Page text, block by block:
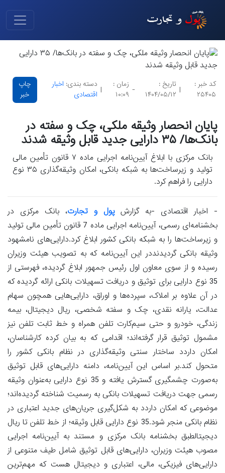
کد خبر :
۲۵۴۰۵
|
تاریخ :
۱۴۰۴/۰۵/۱۲
-
زمان :
۱۰:۰۹
|
دسته بندی: اخبار
اقتصادی
چاپ
خبر
پایان انحصار وثیقه ملکی، چک و سفته در
بانک‌ها/ ۳۵ دارایی جدید قابل وثیقه شدند
بانک مرکزی با ابلاغ آیین‌نامه اجرایی ماده ۷ قانون تأمین مالی
تولید و زیرساخت‌ها به شبکه بانکی، امکان وثیقه‌گذاری ۳۵ نوع
دارایی را فراهم کرد.
- اخبار اقتصادی -به گزارشپول و تجارت، بانک مرکزی در
بخشنامه‌ای رسمی، آیین‌نامه اجرایی ماده 7 قانون تأمین مالی تولید
و زیرساخت‌ها را به شبکه بانکی کشور ابلاغ کرد.دارایی‌های نامشهود
وثیقه بانکی گردیدنددر این آیین‌نامه که به تصویب هیئت وزیران
رسیده و از سوی معاون اول رئیس جمهور ابلاغ گردیده، فهرستی از
35 نوع دارایی برای توثیق و دریافت تسهیلات بانکی ارائه گردیده که
در آن علاوه بر املاک، سپرده‌ها و اوراق، دارایی‌هایی همچون سهام
عدالت، یارانه نقدی، چک و سفته شخصی، ریال دیجیتال، بیمه
زندگی، خودرو و حتی سیم‌کارت تلفن همراه و خط ثابت تلفن نیز
مشمول توثیق قرار گرفته‌اند؛ اقدامی که به بیان کرده کارشناسان،
امکان داردد ساختار سنتی وثیقه‌گذاری در نظام بانکی کشور را
متحول کند.بر اساس این آیین‌نامه، دامنه دارایی‌های قابل توثیق
به‌صورت چشمگیری گسترش یافته و 35 نوع دارایی به‌عنوان وثیقه
رسمی جهت دریافت تسهیلات بانکی به رسمیت شناخته گردیده‌اند؛
موضوعی که امکان داردد به شکل‌گیری جریان‌های جدید اعتباری در
نظام بانکی منجر شود.35 نوع دارایی قابل وثیقه؛ از خط تلفن تا ریال
دیجیتالطبق بخشنامه بانک مرکزی و مستند به آیین‌نامه اجرایی
مصوب هیئت وزیران، دارایی‌های قابل توثیق شامل طیف متنوعی از
دارایی‌های فیزیکی، مالی، اعتباری و دیجیتال هست که مهم‌ترین